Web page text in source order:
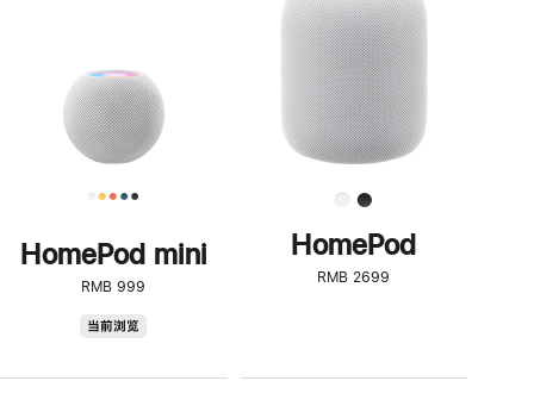
HomePod mini
RMB 999
当前浏览
了
解
HomePod<
HomePod
RMB 2699